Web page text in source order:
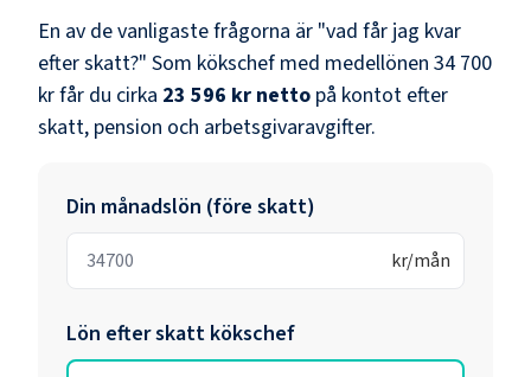
En av de vanligaste frågorna är "vad får jag kvar
efter skatt?" Som kökschef med medellönen 34 700
krfår du cirka 23 596 kr netto på kontot efter
skatt, pension och arbetsgivaravgifter.
Din månadslön (före skatt)
kr/mån
Lön efter skatt kökschef